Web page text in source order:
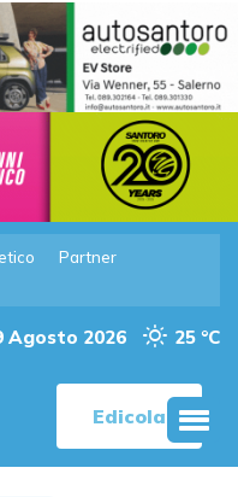
Partner
Agosto 2026 25 °C
Edicola